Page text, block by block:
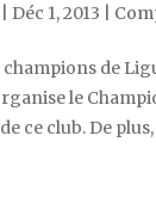
Déc 1, 2013
de
le
ce club. De